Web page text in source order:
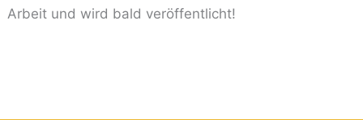
Arbeit und wird bald veröffentlicht!